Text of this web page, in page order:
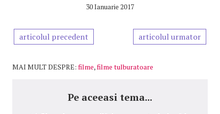
30 Ianuarie 2017
articolul precedent articolul urmator
MAI MULT DESPRE: filme,filme tulburatoare
Pe aceeasi tema...